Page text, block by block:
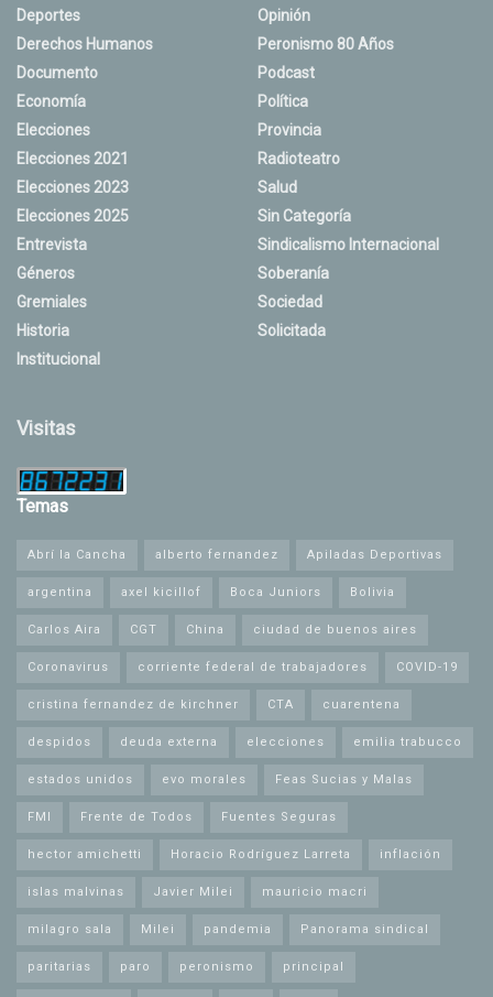
Deportes
Derechos Humanos
Documento
Economía
Elecciones
Elecciones 2021
Elecciones 2023
Elecciones 2025
Entrevista
Géneros
Gremiales
Historia
Institucional
Opinión
Peronismo 80 Años
Podcast
Política
Provincia
Radioteatro
Salud
Sin Categoría
Sindicalismo Internacional
Soberanía
Sociedad
Solicitada
Visitas
Temas
Abrí la Cancha alberto fernandez Apiladas Deportivas
argentina axel kicillof Boca Juniors Bolivia
Carlos Aira CGT China ciudad de buenos aires
Coronavirus corriente federal de trabajadores COVID-19
cristina fernandez de kirchner CTA cuarentena
despidos deuda externa elecciones emilia trabucco
estados unidos evo morales Feas Sucias y Malas
FMI Frente de Todos Fuentes Seguras
hector amichetti Horacio Rodríguez Larreta inflación
islas malvinas Javier Milei mauricio macri
milagro sala Milei pandemia Panorama sindical
paritarias paro peronismo principal